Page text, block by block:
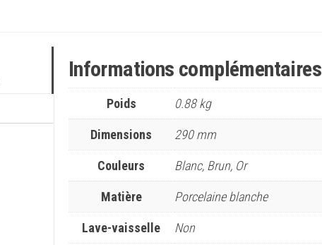
Informations complémentaires
Poids 0.88 kg
Dimensions 290 mm
Couleurs Blanc, Brun, Or
Matière Porcelaine blanche
Lave-vaisselle Non